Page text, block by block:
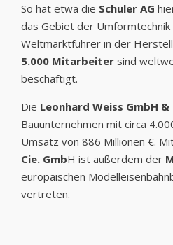
So hat etwa die Schuler AG
das Gebiet der
Weltmarktführer in der
5.000 Mitarbeiter sind
beschäftigt.
Die Leonhard Weiss GmbH &
Bauunternehmen mit circa
Umsatz von 886 Millionen €.
Cie. GmbH ist außerdem der
europäischen
vertreten.